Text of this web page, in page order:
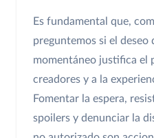
Es fundamental que,
preguntemos si el
momentáneo justifica el
creadores y a la
Fomentar la espera,
spoilers y denunciar la